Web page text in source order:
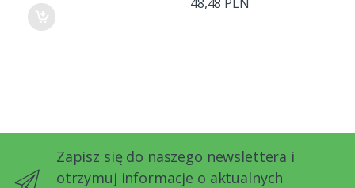
48,48 PLN
Zapisz się do naszego newslettera i
otrzymuj informacje o aktualnych